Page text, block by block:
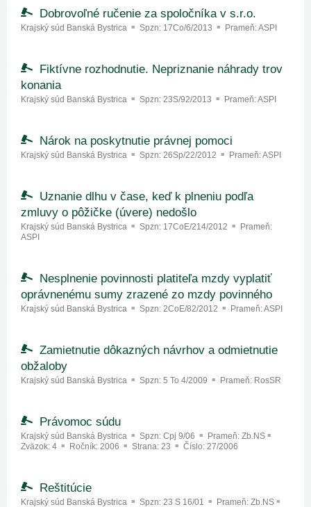
Dobrovoľné ručenie za spoločníka v s.r.o.
Krajský súd Banská Bystrica Spzn: 17Co/6/2013 Prameň:ASPI
Fiktívne rozhodnutie. Nepriznanie náhrady trov
konania
Krajský súd Banská Bystrica Spzn: 23S/92/2013 Prameň:ASPI
Nárok na poskytnutie právnej pomoci
Krajský súd Banská Bystrica Spzn: 26Sp/22/2012 Prameň:ASPI
Uznanie dlhu v čase, keď k plneniu podľa
zmluvy o pôžičke (úvere) nedošlo
Krajský súd Banská Bystrica Spzn: 17CoE/214/2012
Prameň:
ASPI
Nesplnenie povinnosti platiteľa mzdy vyplatiť
oprávnenému sumy zrazené zo mzdy povinného
Krajský súd Banská Bystrica Spzn: 2CoE/82/2012 Prameň:ASPI
Zamietnutie dôkazných návrhov a odmietnutie
obžaloby
Krajský súd Banská Bystrica Spzn: 5 To 4/2009 Prameň: RosSR
Právomoc súdu
Krajský súd Banská Bystrica Spzn: Cpj 9/06 Prameň: Zb.NS
Zväzok: 4 Ročník: 2006 Strana: 23 Číslo: 27/2006
Reštitúcie
Krajský súd Banská Bystrica Spzn: 23 S 16/01 Prameň: Zb.NS